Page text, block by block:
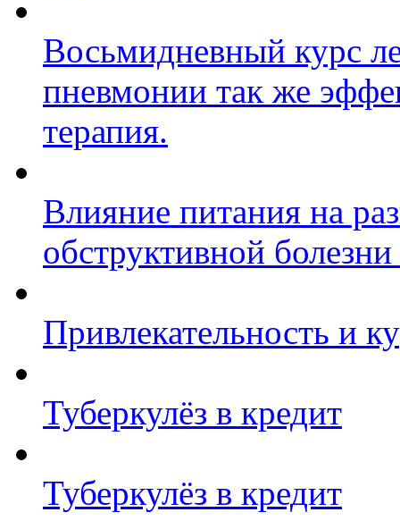
Восьмидневный курс
пневмонии так же
терапия.
Влияние питания на
обструктивной
Привлекательность и
Туберкулёз в кредит
Туберкулёз в кредит